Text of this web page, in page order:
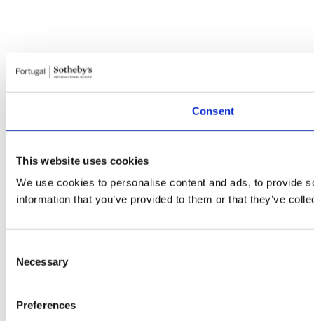
Consent
This website uses cookies
We use cookies to personalise content and ads, to provide
information that you’ve provided to them or that they’ve
Selection
Necessary
Preferences